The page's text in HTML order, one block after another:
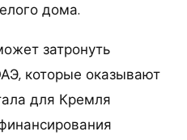
дома.
затронуть
которые оказывают
для Кремля